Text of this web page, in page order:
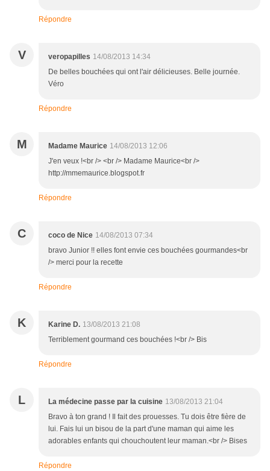
Répondre
V veropapilles 14/08/2013 14:34
De belles bouchées qui ont l'air délicieuses. Belle journée.
Véro
Répondre
M Madame Maurice 14/08/2013 12:06
J'en veux !<br /> <br /> Madame Maurice<br />
http://mmemaurice.blogspot.fr
Répondre
C coco de Nice 14/08/2013 07:34
bravo Junior !! elles font envie ces bouchées gourmandes<br
/> merci pour la recette
Répondre
K Karine D. 13/08/2013 21:08
Terriblement gourmand ces bouchées !<br /> Bis
Répondre
L La médecine passe par la cuisine 13/08/2013 21:04
Bravo à ton grand ! Il fait des prouesses. Tu dois être fière de
lui. Fais lui un bisou de la part d'une maman qui aime les
adorables enfants qui chouchoutent leur maman.<br /> Bises
Répondre